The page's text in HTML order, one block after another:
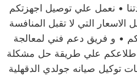
• نعمل علي توصيل اجهزتكم
التي لا تقبل المنافسة
• و فريق دعم فني لمعالجة
علي طريقة حل مشكلة
توكيل صيانه جولدي الدقهلية